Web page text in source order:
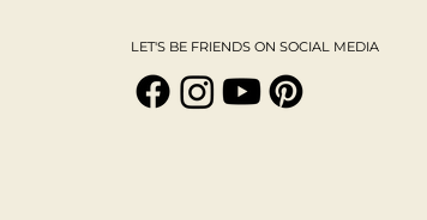
LET'S BE FRIENDS ON SOCIAL MEDIA